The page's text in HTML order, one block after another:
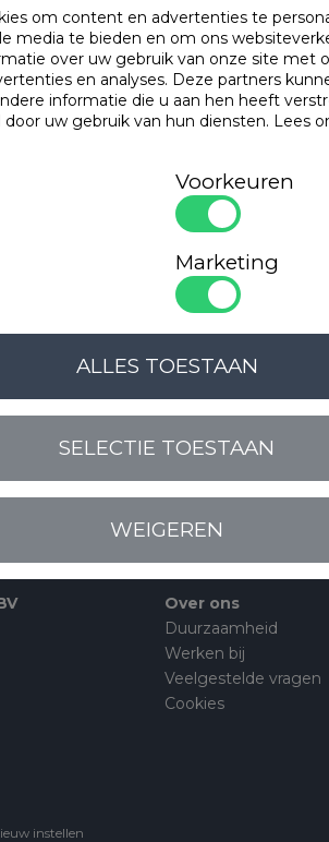
PRIJS LOGIN VOOR PRIJS
garanties
OPLOSSINGSGERICHT
instellen
Over ons
Duurzaamheid
Werken bij
Veelgestelde vragen
Cookies
om content en advertenties te
media te bieden en om ons
over uw gebruik van onze site met
en analyses. Deze partners
informatie die u aan hen heeft
uw gebruik van hun diensten. Lees
Voorkeuren
Marketing
WEIGEREN
SELECTIE TOESTAAN
ALLES TOESTAAN